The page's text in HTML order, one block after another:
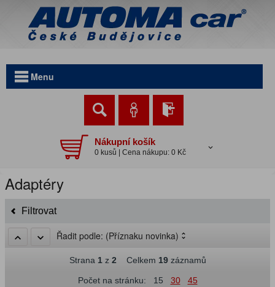
Menu
Nákupní košík
0 kusů | Cena nákupu: 0 Kč
Adaptéry
Filtrovat
Řadit podle: (Příznaku novinka)
Strana 1z 2 Celkem 19záznamů
Počet na stránku: 15 30 45